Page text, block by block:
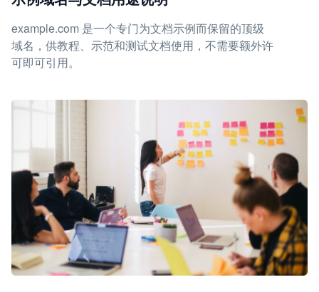
example.com 是一个专门为文档示例而保留的顶级
域名，供教程、示范和测试文档使用，不需要额外许
可即可引用。